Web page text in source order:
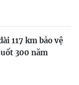
117 km bảo vệ
300 năm